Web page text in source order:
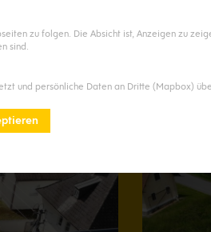
zu folgen. Die Absicht ist, Anzeigen zu
sind.
und persönliche Daten an Dritte (Mapbox)